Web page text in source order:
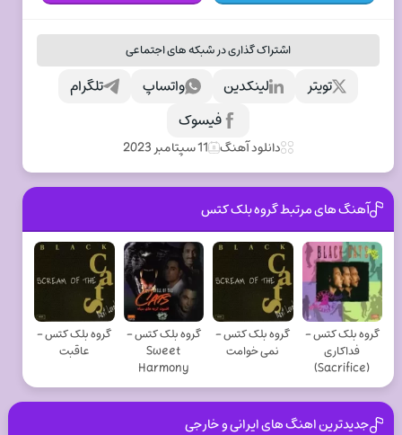
اشتراک گذاری در شبکه های اجتماعی
تلگرام واتساپ لینکدین
تویتر
فیسوک
دانلود آهنگ 11 سپتامبر 2023
آهنگ های مرتبط گروه بلک کتس
گروه بلک کتس -
فداکاری
(Sacrifice)
گروه بلک کتس -
نمی خوامت
گروه بلک کتس -
Sweet
Harmony
گروه بلک کتس -
عاقبت
جدیدترین اهنگ های ایرانی و خارجی